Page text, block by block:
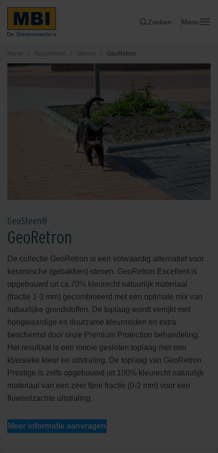
Zoeken Menu
Home / Assortiment / Stenen / GeoRetron
GeoSteen®
GeoRetron
De collectie GeoRetron is een volwaardig alternatief voor
keramische (gebakken) stenen. GeoRetron Excellent is
opgebouwd uit ca.70% kleurecht natuurlijk materiaal
(fractie 1-3 mm) gecombineerd met een optimale mix van
natuurlijke grondstoffen. De toplaag wordt verrijkt met
hoogwaardige en duurzame kleuroxiden en extra
beschermd door onze Premium Protection behandeling.
Het resultaat is een mooie gesloten toplaag met een
klassieke kleur en uitstraling. De toplaag van GeoRetron
Prestige is zelfs opgebouwd uit 100% kleurecht natuurlijk
materiaal van een zeer fijne fractie (0-2 mm) voor een
fluweelzachte uitstraling.
Meer informatie aanvragen